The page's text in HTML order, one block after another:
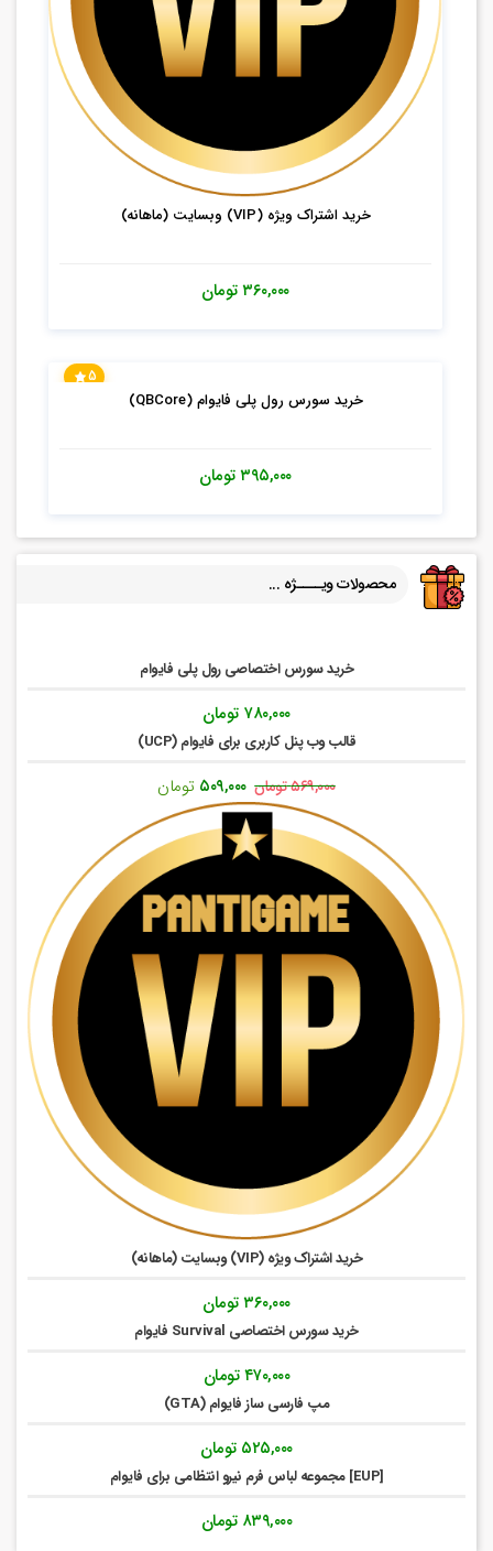
خرید اشتراک ویژه (VIP) وبسایت (ماهانه)
۳۶۰,۰۰۰تومان
5
خرید سورس رول پلی فایوام (QBCore)
۳۹۵,۰۰۰تومان
محصولات ویــــژه ...
خرید سورس اختصاصی رول پلی فایوام
۷۸۰,۰۰۰ تومان
قالب وب پنل کاربری برای فایوام (UCP)
۵۶۹,۰۰۰تومان قیمت
اصلی:
۵۶۹,۰۰۰ تومان
بود.
۵۰۹,۰۰۰ تومانقیمت
۵۰۹,۰۰۰ تومان.
خرید اشتراک ویژه (VIP) وبسایت (ماهانه)
۳۶۰,۰۰۰تومان
خرید سورس اختصاصی Survival فایوام
۴۷۰,۰۰۰تومان
مپ فارسی ساز فایوام (GTA)
۵۲۵,۰۰۰ تومان
[EUP] مجموعه لباس فرم نیرو انتظامی برای فایوام
۸۳۹,۰۰۰ تومان